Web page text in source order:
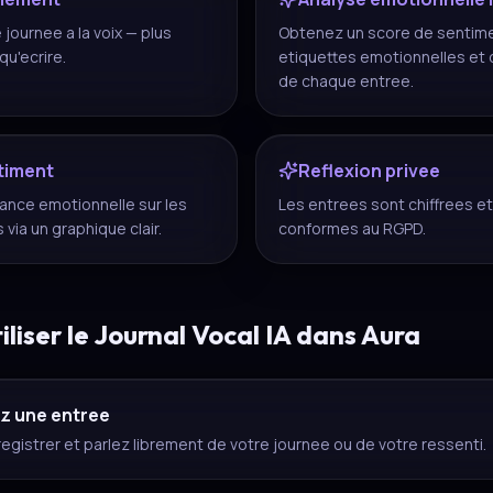
a la voix — plus
Obtenez un score de
etiquettes emotionnelles et
de chaque entree.
emotionnelle sur les
un graphique clair.
Reflexion privee
Les entrees sont chiffrees
conformes au RGPD.
le Journal Vocal IA dans Aura
une entree
et parlez librement de votre journee ou de votre ressenti.